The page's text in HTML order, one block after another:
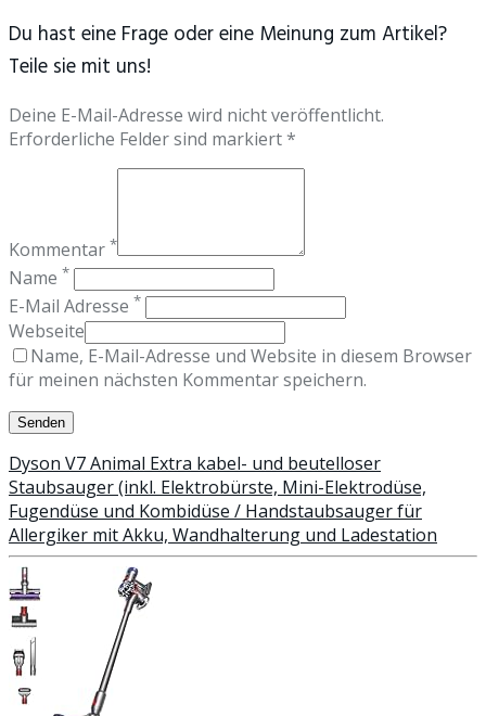
Du hast eine Frage oder eine Meinung zum Artikel?
Teile sie mit uns!
Deine E-Mail-Adresse wird nicht veröffentlicht.
Erforderliche Felder sind markiert *
Kommentar *
Name *
E-Mail Adresse *
Webseite
Name, E-Mail-Adresse und Website in diesem Browser
für meinen nächsten Kommentar speichern.
Dyson V7 Animal Extra kabel- und beutelloser
Staubsauger (inkl. Elektrobürste, Mini-Elektrodüse,
Fugendüse und Kombidüse / Handstaubsauger für
Allergiker mit Akku, Wandhalterung und Ladestation